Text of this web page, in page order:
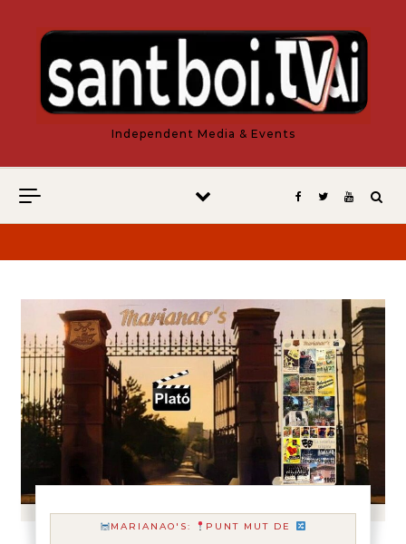
Independent Media & Events
MARIANAO'S:
PUNT MUT DE